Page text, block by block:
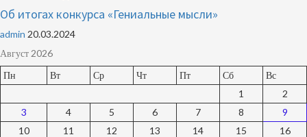
Об итогах конкурса «Гениальные мысли»
admin 20.03.2024
Август 2026
Пн
Вт Ср Чт Пт Сб
Вс
1
2
3
4 5 6 7 8
9
10
11 12 13 14 15
16